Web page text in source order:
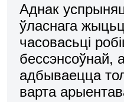
Аднак
ўласнага
часовасьці
бессэнсоўнай,
адбываецца
варта